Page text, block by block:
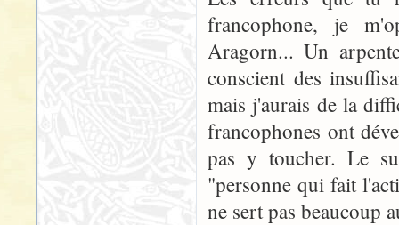
francophone, je
Aragorn... Un
conscient des
mais j'aurais de la
francophones ont
pas y toucher. Le
"personne qui fait
ne sert pas beaucoup